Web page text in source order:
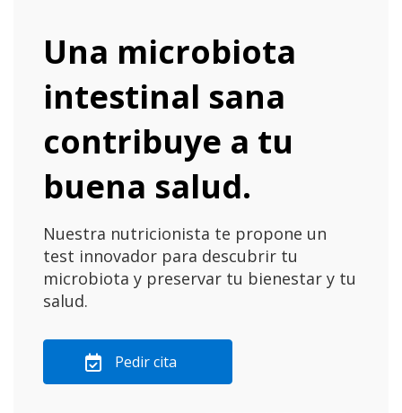
Una microbiota
intestinal sana
contribuye a tu
buena salud.
Nuestra nutricionista te propone un
test innovador para descubrir tu
microbiota y preservar tu bienestar y tu
salud.
Pedir cita